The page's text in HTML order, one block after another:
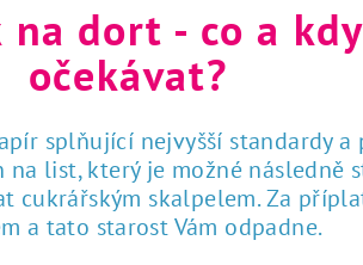
na dort - co a
očekávat?
splňující nejvyšší standardy a
list, který je možné následně
cukrářským skalpelem. Za
a tato starost Vám odpadne.